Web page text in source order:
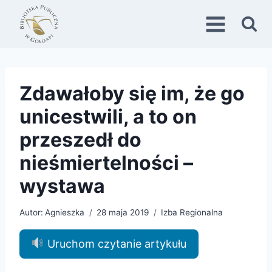
Przejdź
treści
Zdawałoby się im, że go
unicestwili, a to on
przeszedł do
nieśmiertelności –
wystawa
Autor: Agnieszka 28 maja 2019 Izba Regionalna
Uruchom czytanie artykułu